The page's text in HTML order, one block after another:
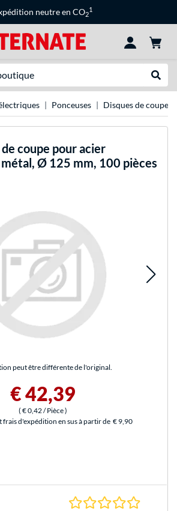
neutre en CO2
1
Ponceuses Disques de coupe
coupe pour acier
Ø 125 mm, 100 pièces
peut être différente de l'original.
€ 42,39
( € 0,42/ Pièce)
frais d'expédition en sus à partir de € 9,90